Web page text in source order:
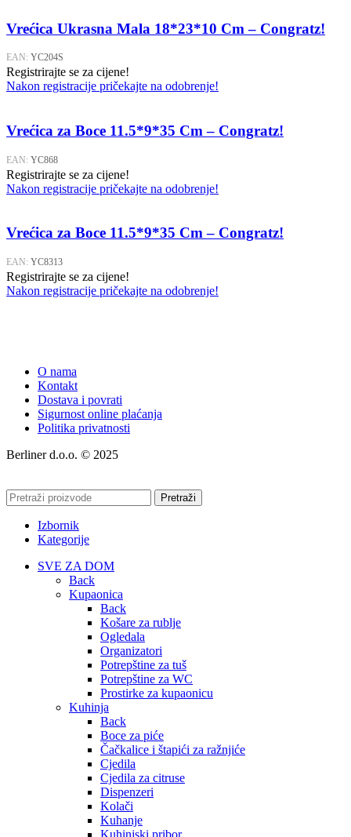
Vrećica Ukrasna Mala 18*23*10 Cm – Congratz!
EAN: YC204S
Registrirajte se za cijene!
Nakon registracije pričekajte na odobrenje!
Vrećica za Boce 11.5*9*35 Cm – Congratz!
EAN: YC868
Registrirajte se za cijene!
Nakon registracije pričekajte na odobrenje!
Vrećica za Boce 11.5*9*35 Cm – Congratz!
EAN: YC8313
Registrirajte se za cijene!
Nakon registracije pričekajte na odobrenje!
O nama
Kontakt
Dostava i povrati
Sigurnost online plaćanja
Politika privatnosti
Berliner d.o.o. © 2025
Pretraži
Izbornik
Kategorije
SVE ZA DOM
Back
Kupaonica
Back
Košare za rublje
Ogledala
Organizatori
Potrepštine za tuš
Potrepštine za WC
Prostirke za kupaonicu
Kuhinja
Back
Boce za piće
Čačkalice i štapići za ražnjiće
Cjedila
Cjedila za citruse
Dispenzeri
Kolači
Kuhanje
Kuhinjski pribor